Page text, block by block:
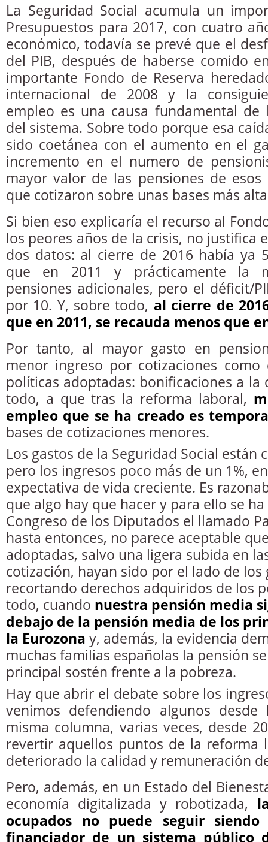
La Seguridad Social acumula un
Presupuestos para 2017, con cuatro
económico, todavía se prevé que el
del PIB, después de haberse comido
importante Fondo de Reserva
internacional de 2008 y la
empleo es una causa fundamental de
del sistema. Sobre todo porque esa
sido coetánea con el aumento en el
incremento en el numero de
mayor valor de las pensiones de esos
que cotizaron sobre unas bases más
Si bien eso explicaría el recurso al
los peores años de la crisis, no justifica
dos datos: al cierre de 2016 había ya
que en 2011 y prácticamente la
pensiones adicionales, pero el déficit/
por 10. Y, sobre todo, al cierre de
que en 2011, se recauda menos que
Por tanto, al mayor gasto en
menor ingreso por cotizaciones como
políticas adoptadas: bonificaciones a la
todo, a que tras la reforma laboral,
empleo que se ha creado es
bases de cotizaciones menores.
Los gastos de la Seguridad Social están
pero los ingresos poco más de un 1%,
expectativa de vida creciente. Es
que algo hay que hacer y para ello se
Congreso de los Diputados el llamado
hasta entonces, no parece aceptable
adoptadas, salvo una ligera subida en
cotización, hayan sido por el lado de los
recortando derechos adquiridos de los
todo, cuando nuestra pensión media
debajo de la pensión media de los
la Eurozona y, además, la evidencia
muchas familias españolas la pensión
principal sostén frente a la pobreza.
Hay que abrir el debate sobre los
venimos defendiendo algunos
misma columna, varias veces, desde
revertir aquellos puntos de la reforma
deteriorado la calidad y remuneración
Pero, además, en un Estado del
economía digitalizada y robotizada,
ocupados no puede seguir
financiador de un sistema público